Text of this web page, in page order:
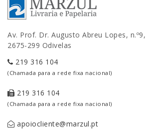
Av. Prof. Dr. Augusto Abreu Lopes, n.º9,
2675-299 Odivelas
219 316 104
(Chamada para a rede fixa nacional)
219 316 104
(Chamada para a rede fixa nacional)
apoiocliente@marzul.pt